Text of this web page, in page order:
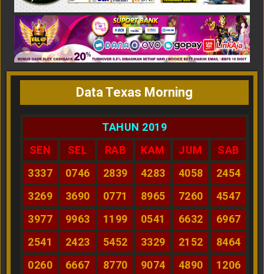
Data Texas Morning
TAHUN 2019
SEN
SEL RAB KAM JUM
SAB
3337
0746 2839 4283 4058
2454
3269
3690 0771 8965 7260
4547
3977
9963 1199 0541 6632
6967
2541
2423 5452 3329 2152
8464
0260
6667 8770 9074 4890
1206